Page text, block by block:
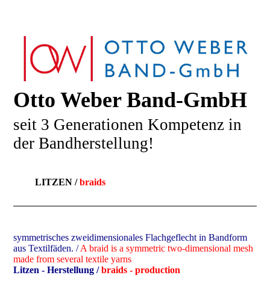
Otto Weber Band-GmbH
seit 3 Generationen Kompetenz in
der Bandherstellung!
LITZEN /braids
symmetrisches zweidimensionales Flachgeflecht in Bandform
aus Textilfäden. /A braid is a symmetric two-dimensional mesh
made from several textile yarns
Litzen - Herstellung /braids - production